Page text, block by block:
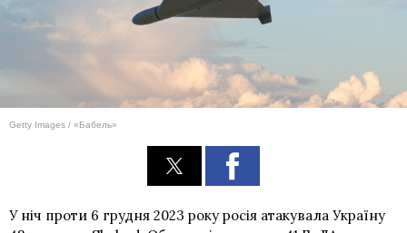
Getty Images / «Бабель»
У ніч проти 6 грудня 2023 року росія атакувала Україну